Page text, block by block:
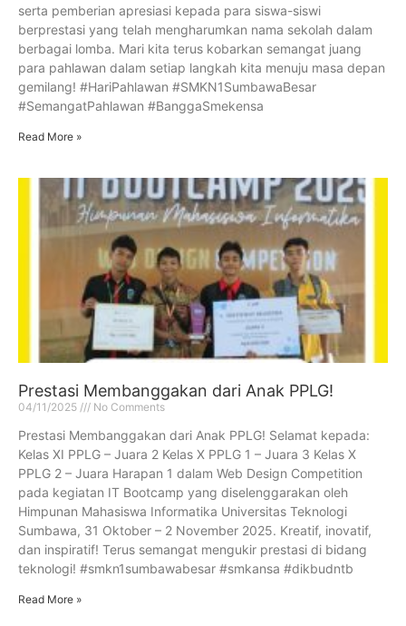
serta pemberian apresiasi kepada para siswa-siswi
berprestasi yang telah mengharumkan nama sekolah dalam
berbagai lomba. Mari kita terus kobarkan semangat juang
para pahlawan dalam setiap langkah kita menuju masa depan
gemilang! #HariPahlawan #SMKN1SumbawaBesar
#SemangatPahlawan #BanggaSmekensa
Read More »
Prestasi Membanggakan dari Anak PPLG!
04/11/2025 No Comments
Prestasi Membanggakan dari Anak PPLG! Selamat kepada:
Kelas XI PPLG – Juara 2 Kelas X PPLG 1 – Juara 3 Kelas X
PPLG 2 – Juara Harapan 1 dalam Web Design Competition
pada kegiatan IT Bootcamp yang diselenggarakan oleh
Himpunan Mahasiswa Informatika Universitas Teknologi
Sumbawa, 31 Oktober – 2 November 2025. Kreatif, inovatif,
dan inspiratif! Terus semangat mengukir prestasi di bidang
teknologi! #smkn1sumbawabesar #smkansa #dikbudntb
Read More »